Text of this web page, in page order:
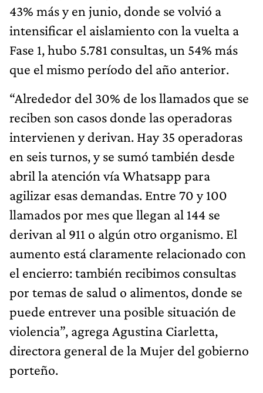
43% más y en junio, donde se volvió a
intensificar el aislamiento con la vuelta a
Fase 1, hubo 5.781 consultas, un 54% más
que el mismo período del año anterior.
“Alrededor del 30% de los llamados que se
reciben son casos donde las operadoras
intervienen y derivan. Hay 35 operadoras
en seis turnos, y se sumó también desde
abril la atención vía Whatsapp para
agilizar esas demandas. Entre 70 y 100
llamados por mes que llegan al 144 se
derivan al 911 o algún otro organismo. El
aumento está claramente relacionado con
el encierro: también recibimos consultas
por temas de salud o alimentos, donde se
puede entrever una posible situación de
violencia”, agrega Agustina Ciarletta,
directora general de la Mujer del gobierno
porteño.